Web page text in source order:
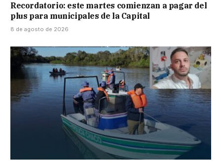
Recordatorio: este martes comienzan a pagar del
plus para municipales de la Capital
8 de agosto de 2026